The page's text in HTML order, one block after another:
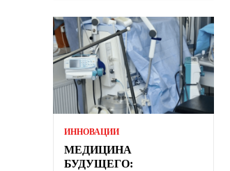
ИННОВАЦИИ
МЕДИЦИНА
БУДУЩЕГО: